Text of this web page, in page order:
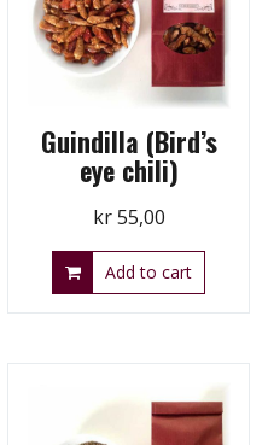
Guindilla (Bird’s
eye chili)
kr55,00
Add to cart